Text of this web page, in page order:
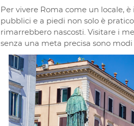
Per vivere Roma come un locale,
pubblici e a piedi non solo è
rimarrebbero nascosti. Visitare i
senza una meta precisa sono